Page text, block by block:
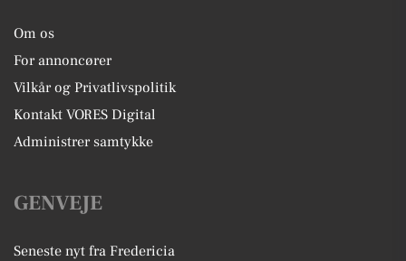
Om os
For annoncører
Vilkår og Privatlivspolitik
Kontakt VORES Digital
Administrer samtykke
GENVEJE
Seneste nyt fra Fredericia